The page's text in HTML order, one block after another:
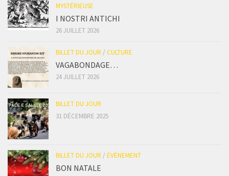
MYSTÉRIEUSE
I NOSTRI ANTICHI
26 JUILLET 2026
BILLET DU JOUR / CULTURE
VAGABONDAGE…
24 JUILLET 2026
BILLET DU JOUR
31 DÉCEMBRE 2025
BILLET DU JOUR / ÉVÈNEMENT
BON NATALE